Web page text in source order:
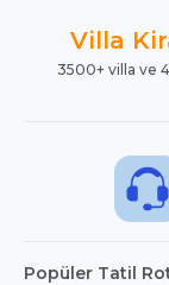
Villa
3500+ villa ve
Popüler Tatil